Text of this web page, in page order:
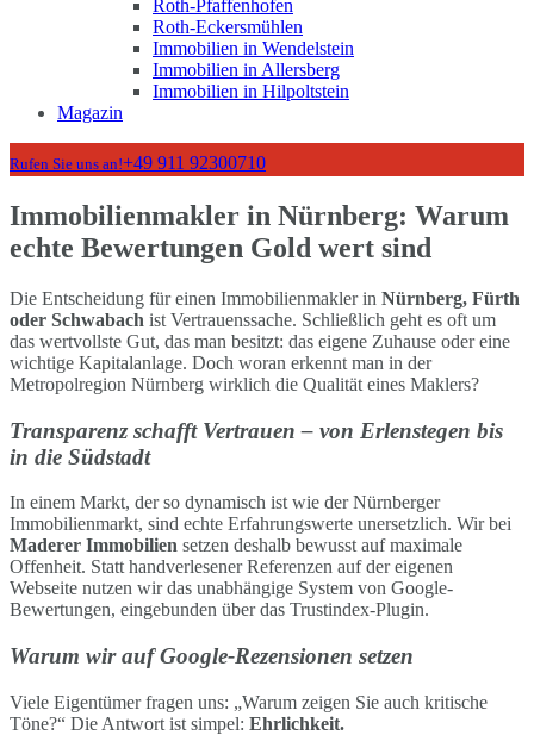
Roth-Pfaffenhofen
Roth-Eckersmühlen
Immobilien in Wendelstein
Immobilien in Allersberg
Immobilien in Hilpoltstein
Magazin
Rufen Sie uns an!+49 911 92300710
Immobilienmakler in Nürnberg: Warum
echte Bewertungen Gold wert sind
Die Entscheidung für einen Immobilienmakler in Nürnberg, Fürth
oder Schwabach ist Vertrauenssache. Schließlich geht es oft um
das wertvollste Gut, das man besitzt: das eigene Zuhause oder eine
wichtige Kapitalanlage. Doch woran erkennt man in der
Metropolregion Nürnberg wirklich die Qualität eines Maklers?
Transparenz schafft Vertrauen – von Erlenstegen bis
in die Südstadt
In einem Markt, der so dynamisch ist wie der Nürnberger
Immobilienmarkt, sind echte Erfahrungswerte unersetzlich. Wir bei
Maderer Immobilien setzen deshalb bewusst auf maximale
Offenheit. Statt handverlesener Referenzen auf der eigenen
Webseite nutzen wir das unabhängige System von Google-
Bewertungen, eingebunden über das Trustindex-Plugin.
Warum wir auf Google-Rezensionen setzen
Viele Eigentümer fragen uns: „Warum zeigen Sie auch kritische
Töne?“ Die Antwort ist simpel: Ehrlichkeit.